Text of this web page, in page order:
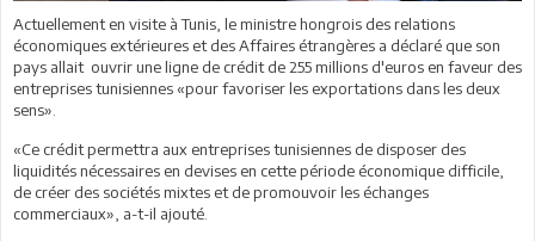
Actuellement en visite à Tunis, le ministre hongrois des relations
économiques extérieures et des Affaires étrangères a déclaré que son
pays allait ouvrir une ligne de crédit de 255 millions d'euros en faveur des
entreprises tunisiennes «pour favoriser les exportations dans les deux
sens».
«Ce crédit permettra aux entreprises tunisiennes de disposer des
liquidités nécessaires en devises en cette période économique difficile,
de créer des sociétés mixtes et de promouvoir les échanges
commerciaux», a-t-il ajouté.